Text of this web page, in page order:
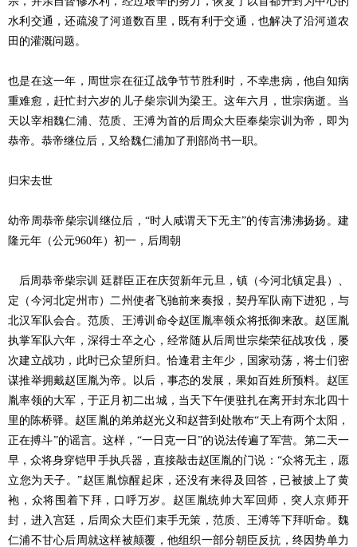
水利交通，还疏浚了河道数百里，既有利于交通，也解决了沿河道农
田的灌溉问题。
也是在这一年，周世宗在征辽战争节节胜利时，不幸患病，他自知病
重难愈，赶忙封六岁的儿子柴宗训为梁王。这年六月，世宗病逝。当
天以宰相魏仁浦、范质、王溥为首的后周众大臣奉柴宗训为帝，即为
恭帝。恭帝继位后，又给魏仁浦加了刑部尚书一职。
归宋去世
幼帝周恭帝柴宗训继位后，“时人咸谓天下无主”的传言沸沸扬扬。建
隆元年（公元960年）初一，后周朝
后周恭帝柴宗训 廷群臣正在庆贺新年元旦，镇（今河北镇定县）、
定（今河北定州市）二州使者飞驰前来奏报，契丹军队南下进犯，与
北汉军队会合。范质、王溥训命令赵匡胤率领众将抵御来敌。赵匡胤
执掌军队六年，深得士卒之心，经常随从后周世宗柴荣征战攻伐，屡
次建立战功，此时已众望所归。恰逢君主年少，国家动荡，将士们密
谋推举拥戴赵匡胤为帝。以后，事态的发展，果如百姓所预料。赵匡
胤率领的大军，于正月初二出城，当天下午便驻扎在离开封东北四十
里的陈桥驿。赵匡胤的弟弟赵光义和赵普到处散布“天上有两个太阳，
正在搏斗”的谣言。这样，“一日克一日”的说法传遍了军营。第二天一
早，众将身穿铠甲手执兵器，直接敲击赵匡胤的门说：“众将无主，愿
立您为天子。”赵匡胤惊醒起床，还没有来得及回答，已被披上了黄
袍，众将围着下拜，口呼万岁。赵匡胤统帅大军回师，突人京师开
封，进入宫廷，后周众大臣们束手无策，范质、王溥等下拜听命。魏
仁浦不甘心后周就这样被颠覆，他组织一部分朝臣反抗，终因势单力